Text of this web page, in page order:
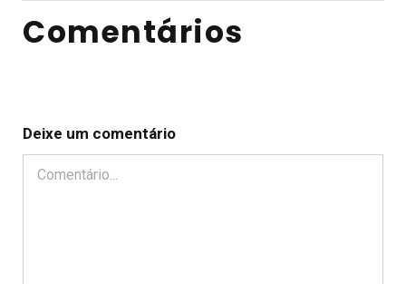
Comentários
Deixe um comentário
Comentário